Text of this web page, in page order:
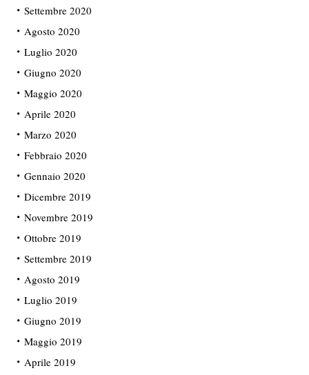
Settembre 2020
Agosto 2020
Luglio 2020
Giugno 2020
Maggio 2020
Aprile 2020
Marzo 2020
Febbraio 2020
Gennaio 2020
Dicembre 2019
Novembre 2019
Ottobre 2019
Settembre 2019
Agosto 2019
Luglio 2019
Giugno 2019
Maggio 2019
Aprile 2019